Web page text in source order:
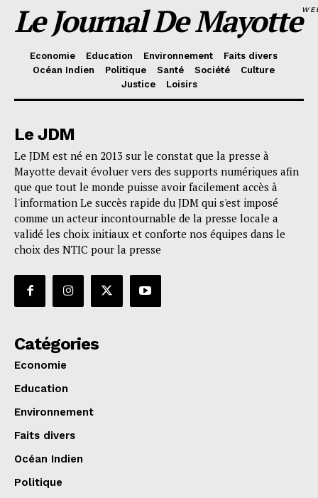
Le Journal De Mayotte
Economie Education Environnement
Faits divers
Océan Indien
Politique Santé Société
Culture
Justice
Loisirs
Le JDM
Le JDM est né en 2013 sur le constat que la presse à
Mayotte devait évoluer vers des supports numériques afin
que que tout le monde puisse avoir facilement accès à
l'information Le succès rapide du JDM qui s'est imposé
comme un acteur incontournable de la presse locale a
validé les choix initiaux et conforte nos équipes dans le
choix des NTIC pour la presse
Catégories
Economie
Education
Environnement
Faits divers
Océan Indien
Politique